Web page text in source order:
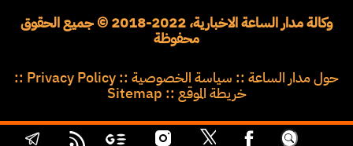
وكالة مدار الساعة الاخبارية، 2022-2018 © جميع الحقوق
محفوظة
حول مدار الساعة :: سياسة الخصوصية ::
Privacy Policy
::
خريطة الموقع ::
Sitemap